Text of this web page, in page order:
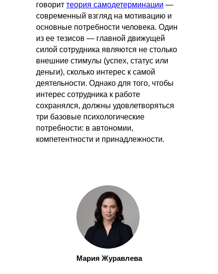
говорит теория самодетерминации —
современный взгляд на мотивацию и
основные потребности человека. Один
из ее тезисов — главной движущей
силой сотрудника являются не столько
внешние стимулы (успех, статус или
деньги), сколько интерес к самой
деятельности. Однако для того, чтобы
интерес сотрудника к работе
сохранялся, должны удовлетворяться
три базовые психологические
потребности: в автономии,
компетентности и принадлежности.
Мария Журавлева